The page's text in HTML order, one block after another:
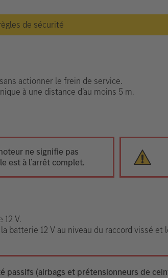
de sécurité
actionner le frein de service.
à une distance d’au moins 5 m.
ne signifie pas
est à l’arrêt complet.
12 V.
batterie 12 V au niveau du raccord vissé
passifs (airbags et prétensionneurs de